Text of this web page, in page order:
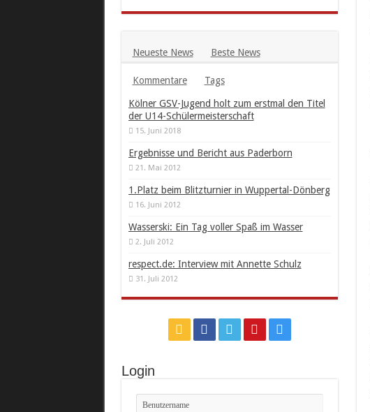
Neueste News Beste News
Kommentare Tags
Kölner GSV-Jugend holt zum erstmal den Titel
der U14-Schülermeisterschaft
15. Juni 2018
Ergebnisse und Bericht aus Paderborn
21. Mai 2012
1.Platz beim Blitzturnier in Wuppertal-Dönberg
16. Juni 2012
Wasserski: Ein Tag voller Spaß im Wasser
2. Juli 2012
respect.de: Interview mit Annette Schulz
31. Juli 2012
Login